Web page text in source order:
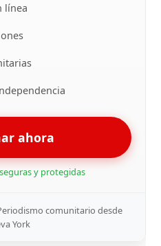
línea
ahora
y protegidas
comunitario desde
York